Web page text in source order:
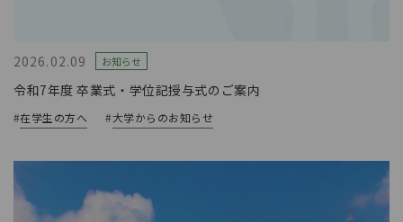
2026.02.09 お知らせ
令和7年度 卒業式・学位記授与式のご案内
#在学生の方へ #大学からのお知らせ